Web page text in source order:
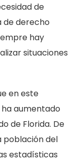
de
de derecho
hay
situaciones
en este
aumentado
de Florida. De
población del
estadísticas